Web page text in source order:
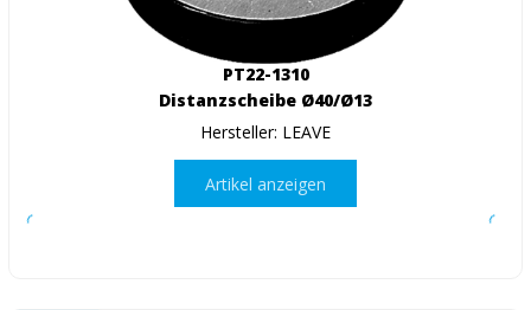
PT22-1310
Distanzscheibe Ø40/Ø13
Hersteller: LEAVE
Artikel anzeigen